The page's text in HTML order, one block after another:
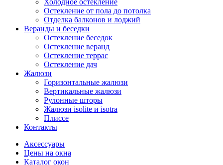
Холодное остекление
Остекление от пола до потолка
Отделка балконов и лоджий
Веранды и беседки
Остекление беседок
Остекление веранд
Остекление террас
Остекление дач
Жалюзи
Горизонтальные жалюзи
Вертикальные жалюзи
Рулонные шторы
Жалюзи isolite и isotra
Плиссе
Контакты
Аксессуары
Цены на окна
Каталог окон